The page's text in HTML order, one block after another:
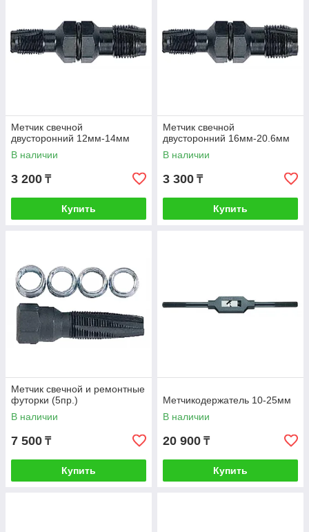
Метчик свечной
двусторонний 12мм-14мм
В наличии
3 200 ₸
Купить
Метчик свечной
двусторонний 16мм-20.6мм
В наличии
3 300 ₸
Купить
Метчик свечной и ремонтные
футорки (5пр.)
В наличии
7 500 ₸
Купить
Метчикодержатель 10-25мм
В наличии
20 900 ₸
Купить